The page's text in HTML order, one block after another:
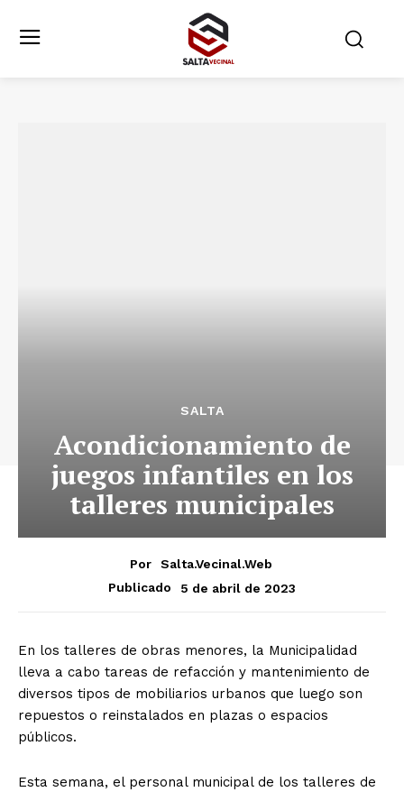
SALTA
Acondicionamiento de
juegos infantiles en los
talleres municipales
Por
Salta.vecinal.web
Publicado
5 de abril de 2023
En los talleres de obras menores, la Municipalidad
lleva a cabo tareas de refacción y mantenimiento de
diversos tipos de mobiliarios urbanos que luego son
repuestos o reinstalados en plazas o espacios
públicos.
Esta semana, el personal municipal de los talleres de